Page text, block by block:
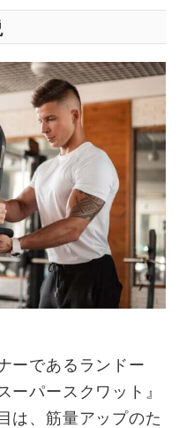
ーであるランドー
ーパースクワット』
は、筋量アップのた